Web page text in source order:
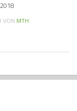
VON MTH